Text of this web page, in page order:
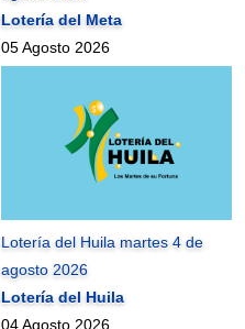
Lotería del Meta
05 Agosto 2026
Lotería del Huila martes 4 de
agosto 2026
Lotería del Huila
04 Agosto 2026